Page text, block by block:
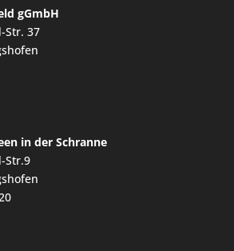
gGmbH
Str. 37
in der Schranne
Str.9